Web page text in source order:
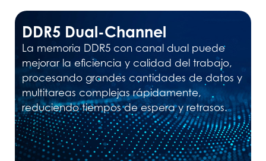
DDR5 Dual-Channel
La memoria DDR5 con canal dual puede
mejorar la eficiencia y calidad del trabajo,
procesando grandes cantidades de datos y
multitareas complejas rápidamente,
reduciendo tiempos de espera y retrasos.